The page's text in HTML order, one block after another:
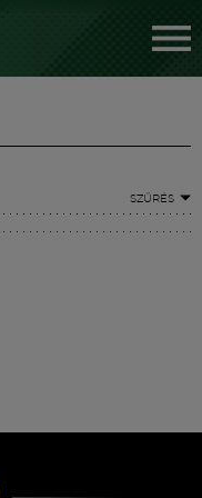
SZŰRÉS